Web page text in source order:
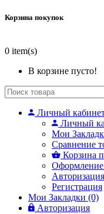
Корзина покупок
0 item(s)
В корзине пусто!
Личный
Личный
Мои
Сравнение
Корзина
Оформление
Авторизация
Регистрация
Мои Закладки (0)
Авторизация